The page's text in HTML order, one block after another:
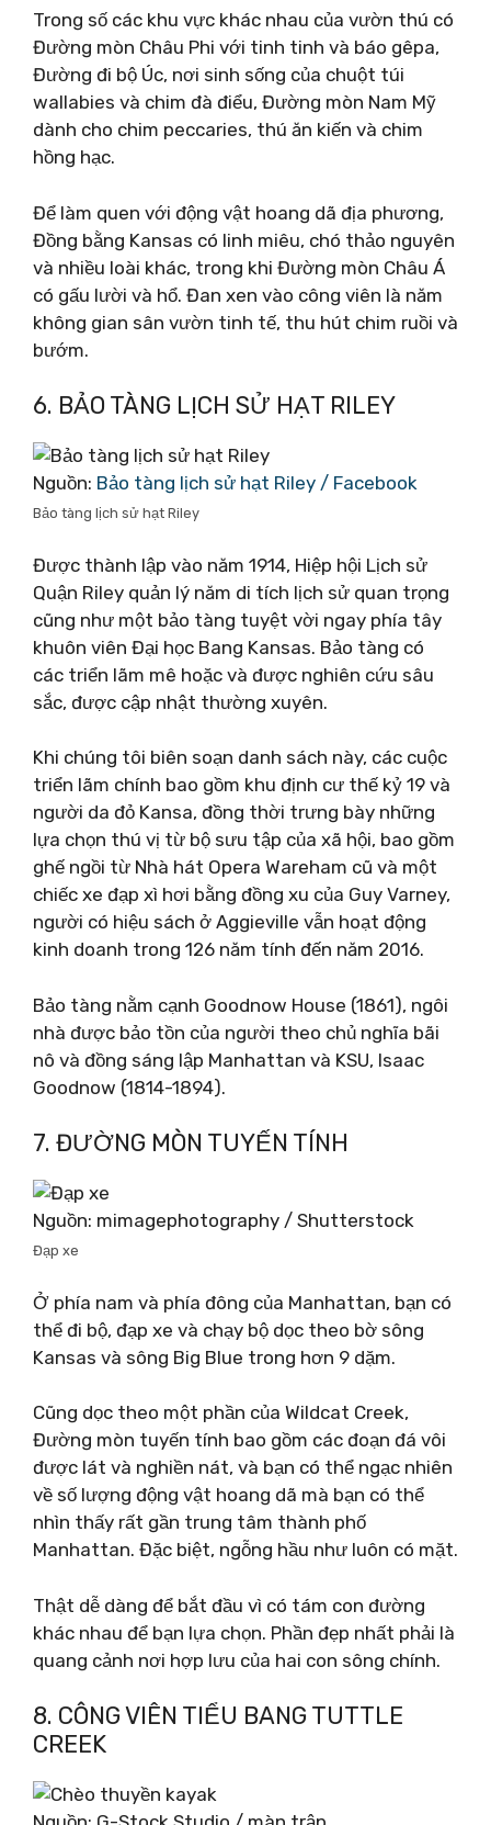
Trong số các khu vực khác nhau của vườn thú có
Đường mòn Châu Phi với tinh tinh và báo gêpa,
Đường đi bộ Úc, nơi sinh sống của chuột túi
wallabies và chim đà điểu, Đường mòn Nam Mỹ
dành cho chim peccaries, thú ăn kiến ​​và chim
hồng hạc.
Để làm quen với động vật hoang dã địa phương,
Đồng bằng Kansas có linh miêu, chó thảo nguyên
và nhiều loài khác, trong khi Đường mòn Châu Á
có gấu lười và hổ. Đan xen vào công viên là năm
không gian sân vườn tinh tế, thu hút chim ruồi và
bướm.
6. BẢO TÀNG LỊCH SỬ HẠT RILEY
Nguồn: Bảo tàng lịch sử hạt Riley / Facebook
Bảo tàng lịch sử hạt Riley
Được thành lập vào năm 1914, Hiệp hội Lịch sử
Quận Riley quản lý năm di tích lịch sử quan trọng
cũng như một bảo tàng tuyệt vời ngay phía tây
khuôn viên Đại học Bang Kansas. Bảo tàng có
các triển lãm mê hoặc và được nghiên cứu sâu
sắc, được cập nhật thường xuyên.
Khi chúng tôi biên soạn danh sách này, các cuộc
triển lãm chính bao gồm khu định cư thế kỷ 19 và
người da đỏ Kansa, đồng thời trưng bày những
lựa chọn thú vị từ bộ sưu tập của xã hội, bao gồm
ghế ngồi từ Nhà hát Opera Wareham cũ và một
chiếc xe đạp xì hơi bằng đồng xu của Guy Varney,
người có hiệu sách ở Aggieville vẫn hoạt động
kinh doanh trong 126 năm tính đến năm 2016.
Bảo tàng nằm cạnh Goodnow House (1861), ngôi
nhà được bảo tồn của người theo chủ nghĩa bãi
nô và đồng sáng lập Manhattan và KSU, Isaac
Goodnow (1814-1894).
7. ĐƯỜNG MÒN TUYẾN TÍNH
Nguồn: mimagephotography / Shutterstock
Đạp xe
Ở phía nam và phía đông của Manhattan, bạn có
thể đi bộ, đạp xe và chạy bộ dọc theo bờ sông
Kansas và sông Big Blue trong hơn 9 dặm.
Cũng dọc theo một phần của Wildcat Creek,
Đường mòn tuyến tính bao gồm các đoạn đá vôi
được lát và nghiền nát, và bạn có thể ngạc nhiên
về số lượng động vật hoang dã mà bạn có thể
nhìn thấy rất gần trung tâm thành phố
Manhattan. Đặc biệt, ngỗng hầu như luôn có mặt.
Thật dễ dàng để bắt đầu vì có tám con đường
khác nhau để bạn lựa chọn. Phần đẹp nhất phải là
quang cảnh nơi hợp lưu của hai con sông chính.
8. CÔNG VIÊN TIỂU BANG TUTTLE
CREEK